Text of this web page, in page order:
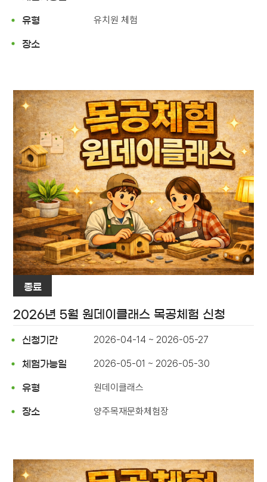
유형 유치원 체험
장소
종료
2026년 5월 원데이클래스 목공체험 신청
신청기간 2026-04-14 ~ 2026-05-27
체험가능일 2026-05-01 ~ 2026-05-30
유형 원데이클래스
장소 양주목재문화체험장